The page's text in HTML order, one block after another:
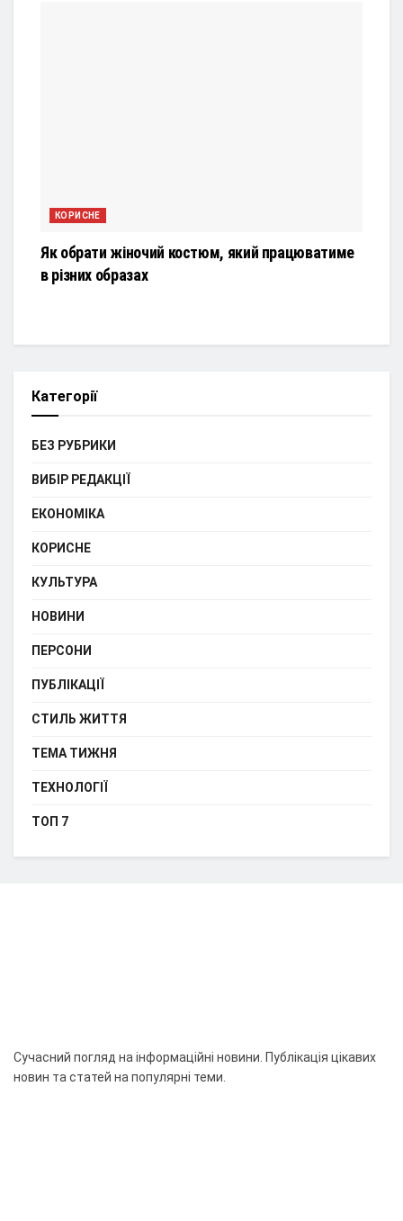
КОРИСНЕ
Як обрати жіночий костюм, який працюватиме
в різних образах
Категорії
БЕЗ РУБРИКИ
ВИБІР РЕДАКЦІЇ
ЕКОНОМІКА
КОРИСНЕ
КУЛЬТУРА
НОВИНИ
ПЕРСОНИ
ПУБЛІКАЦІЇ
СТИЛЬ ЖИТТЯ
ТЕМА ТИЖНЯ
ТЕХНОЛОГІЇ
ТОП 7
Сучасний погляд на інформаційні новини. Публікація цікавих
новин та статей на популярні теми.